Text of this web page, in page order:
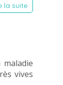
la suite
vives